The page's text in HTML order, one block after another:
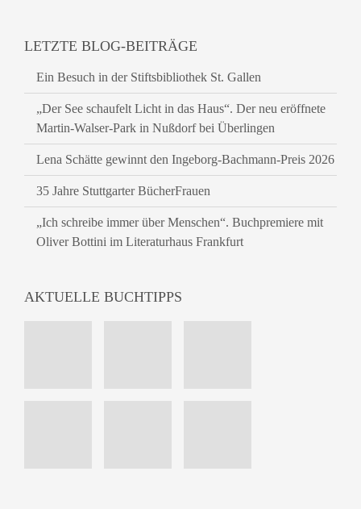
LETZTE BLOG-BEITRÄGE
Ein Besuch in der Stiftsbibliothek St. Gallen
„Der See schaufelt Licht in das Haus“. Der neu eröffnete
Martin-Walser-Park in Nußdorf bei Überlingen
Lena Schätte gewinnt den Ingeborg-Bachmann-Preis 2026
35 Jahre Stuttgarter BücherFrauen
„Ich schreibe immer über Menschen“. Buchpremiere mit
Oliver Bottini im Literaturhaus Frankfurt
AKTUELLE BUCHTIPPS